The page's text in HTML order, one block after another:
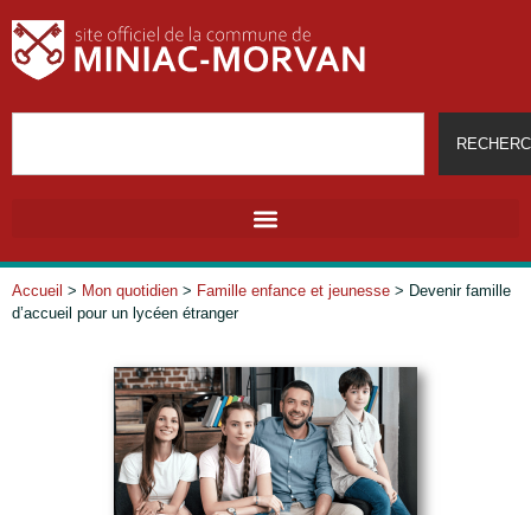
Accueil > Mon quotidien > Famille enfance et jeunesse > Devenir famille
d’accueil pour un lycéen étranger